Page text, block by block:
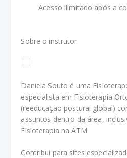
Acesso ilimitado após a
Sobre o instrutor
Daniela Souto é uma
especialista em Fisioterapia
(reeducação postural global)
assuntos dentro da área,
Fisioterapia na ATM.
Contribui para sites